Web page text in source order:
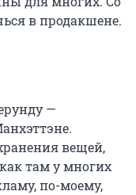
в продакшене.
—
вещей,
там у многих
по-моему,